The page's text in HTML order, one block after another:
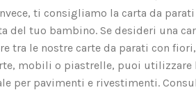
ti consigliamo la carta da
del tuo bambino. Se desideri una
tra le nostre carte da parati con
mobili o piastrelle, puoi utilizzare
per pavimenti e rivestimenti.